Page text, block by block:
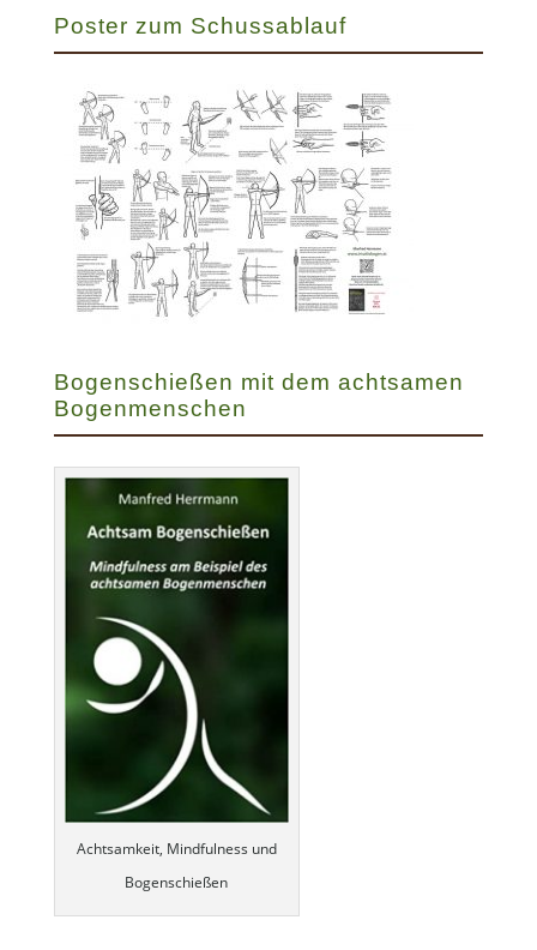
Poster zum Schussablauf
Bogenschießen mit dem achtsamen
Bogenmenschen
Achtsamkeit, Mindfulness und
Bogenschießen